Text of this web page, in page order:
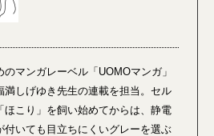
マンガレーベル「UOMOマンガ」
満しげゆき先生の連載を担当。セル
ほこり」を飼い始めてからは、静電
付いても目立ちにくいグレーを選ぶ